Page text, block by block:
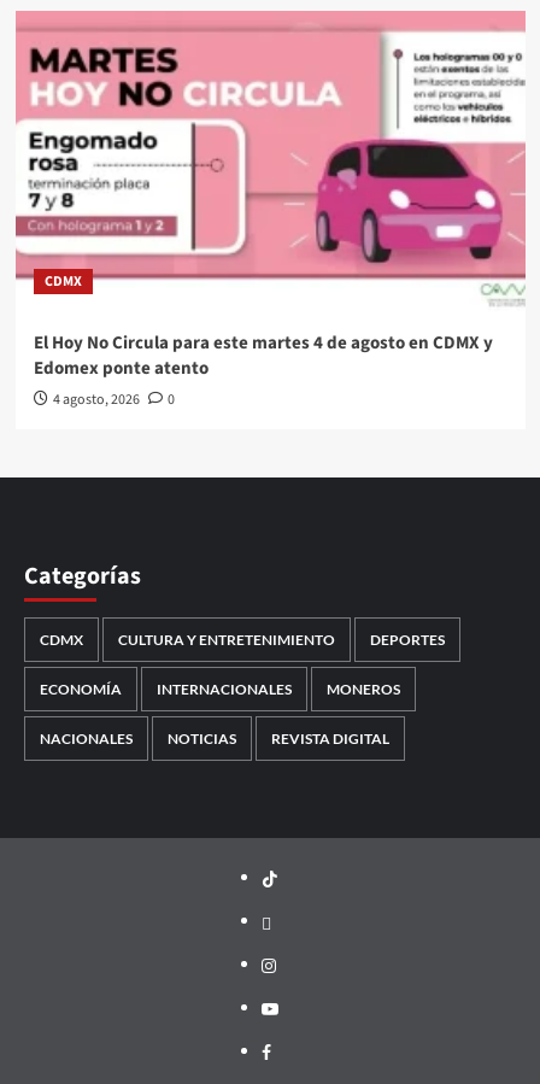
CDMX
El Hoy No Circula para este martes 4 de agosto en CDMX y
Edomex ponte atento
4 agosto, 2026 0
Categorías
CDMX CULTURA Y ENTRETENIMIENTO DEPORTES
ECONOMÍA INTERNACIONALES MONEROS
NACIONALES NOTICIAS REVISTA DIGITAL
TikTok
threads
Instagram
Youtube
Facebook